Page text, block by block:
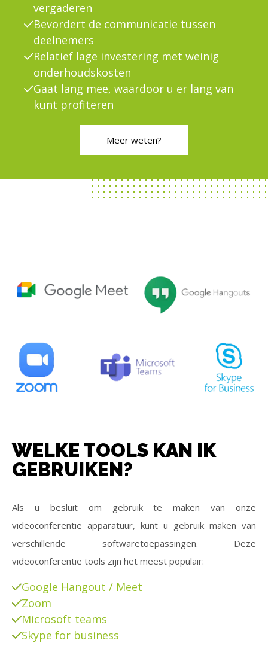
vergaderen
Bevordert de communicatie tussen
deelnemers
Relatief lage investering met weinig
onderhoudskosten
Gaat lang mee, waardoor u er lang van
kunt profiteren
Meer weten?
WELKE TOOLS KAN IK
GEBRUIKEN?
Als u besluit om gebruik te maken van onze
videoconferentie apparatuur, kunt u gebruik maken van
verschillende softwaretoepassingen. Deze
videoconferentie tools zijn het meest populair:
Google Hangout / Meet
Zoom
Microsoft teams
Skype for business